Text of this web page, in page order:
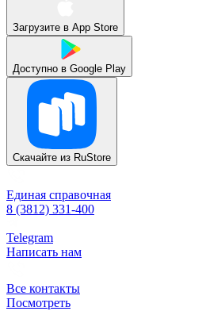
Загрузите в App Store
Доступно в Google Play
Скачайте из RuStore
Единая справочная
8 (3812) 331-400
Telegram
Написать нам
Все контакты
Посмотреть